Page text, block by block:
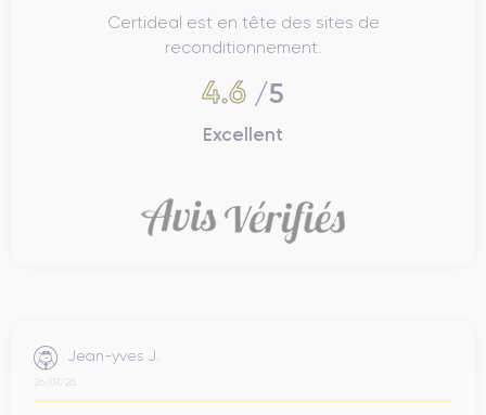
Certideal est en tête des sites de
reconditionnement.
4.6 /5
Excellent
Jean-yves J.
26/07/26